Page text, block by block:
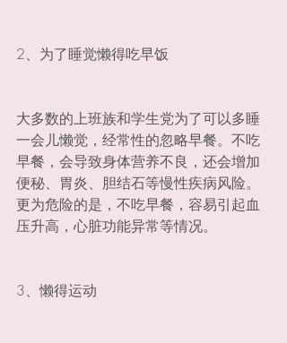
2、为了睡觉懒得吃早饭
大多数的上班族和学生党为了可以多睡
一会儿懒觉，经常性的忽略早餐。不吃
早餐，会导致身体营养不良，还会增加
便秘、胃炎、胆结石等慢性疾病风险。
更为危险的是，不吃早餐，容易引起血
压升高，心脏功能异常等情况。
3、懒得运动